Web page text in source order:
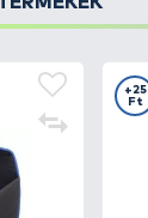
+25
Ft